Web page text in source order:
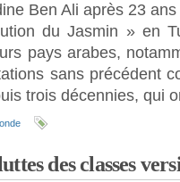
Ben Ali après 23
du Jasmin » en
pays arabes,
sans précédent
trois décennies, qui
des classes